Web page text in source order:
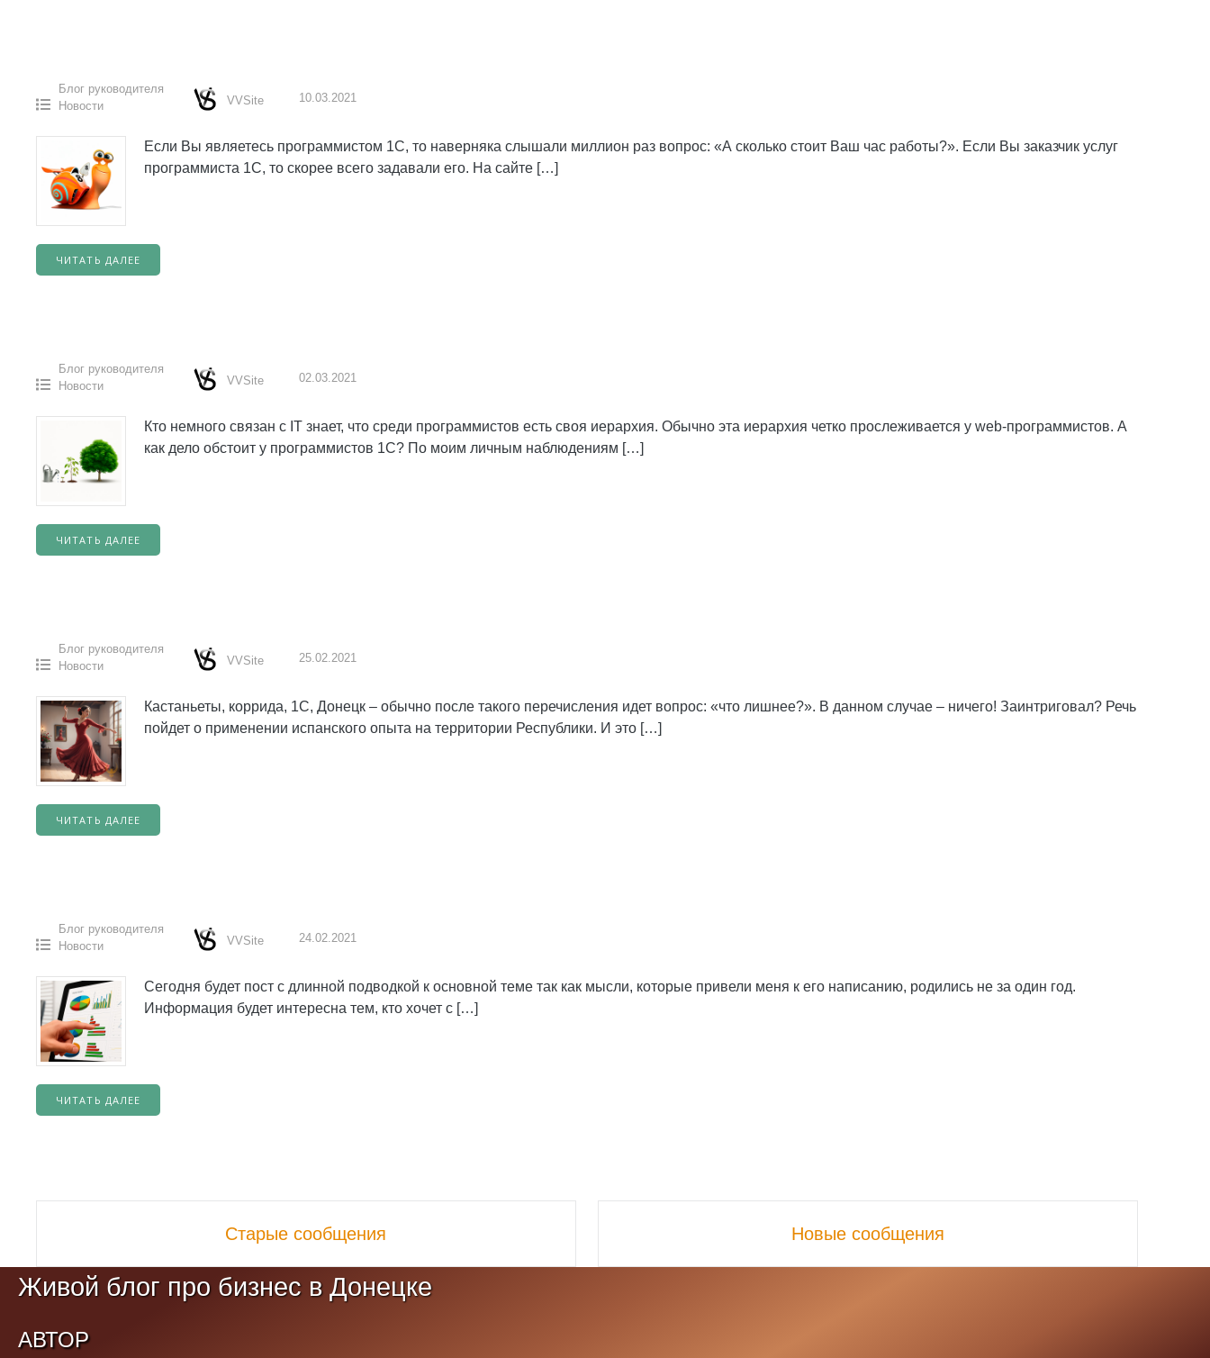
Блог руководителя
Новости
VVSite 10.03.2021
Если Вы являетесь программистом 1С, то наверняка слышали миллион раз вопрос: «А сколько стоит Ваш час работы?». Если Вы заказчик услуг
программиста 1С, то скорее всего задавали его. На сайте […]
ЧИТАТЬ ДАЛЕЕ
Блог руководителя
Новости
VVSite 02.03.2021
Кто немного связан с IT знает, что среди программистов есть своя иерархия. Обычно эта иерархия четко прослеживается у web-программистов. А
как дело обстоит у программистов 1С? По моим личным наблюдениям […]
ЧИТАТЬ ДАЛЕЕ
Блог руководителя
Новости
VVSite 25.02.2021
Кастаньеты, коррида, 1С, Донецк – обычно после такого перечисления идет вопрос: «что лишнее?». В данном случае – ничего! Заинтриговал? Речь
пойдет о применении испанского опыта на территории Республики. И это […]
ЧИТАТЬ ДАЛЕЕ
Блог руководителя
Новости
VVSite 24.02.2021
Сегодня будет пост с длинной подводкой к основной теме так как мысли, которые привели меня к его написанию, родились не за один год.
Информация будет интересна тем, кто хочет с […]
ЧИТАТЬ ДАЛЕЕ
Старые сообщения Новые сообщения
Живой блог про бизнес в Донецке
АВТОР